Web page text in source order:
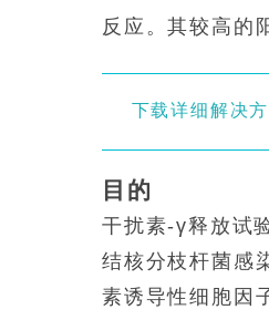
反应。其较高的
下载详细解决
目的
干扰素-γ释放试
结核分枝杆菌感
素诱导性细胞因